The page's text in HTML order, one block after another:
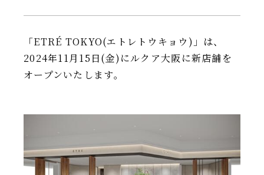
Brand News
Our Purpose
Sustainability
IR情報
TSIトピックス
「ETRÉ TOKYO(エトレトウキョウ)」は、
2024年11月15日(金)にルクア大阪に新店舗を
オープンいたします。